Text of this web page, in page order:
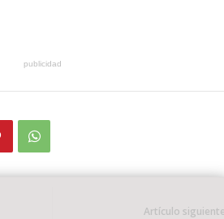
publicidad
Artículo